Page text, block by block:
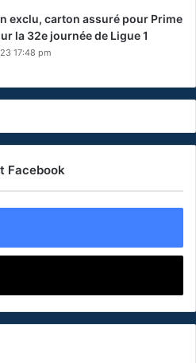
exclu, carton assuré pour Prime
la 32e journée de Ligue 1
17:48 pm
Facebook